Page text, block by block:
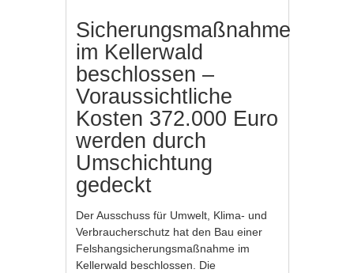
Sicherungsmaßnahme
im Kellerwald
beschlossen –
Voraussichtliche
Kosten 372.000 Euro
werden durch
Umschichtung
gedeckt
Der Ausschuss für Umwelt, Klima- und
Verbraucherschutz hat den Bau einer
Felshangsicherungsmaßnahme im
Kellerwald beschlossen. Die